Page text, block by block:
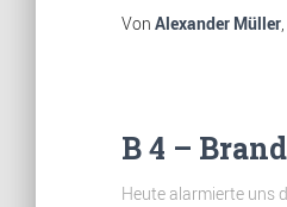
Von Alexander Müller
B 4 –
Heute alarmierte uns